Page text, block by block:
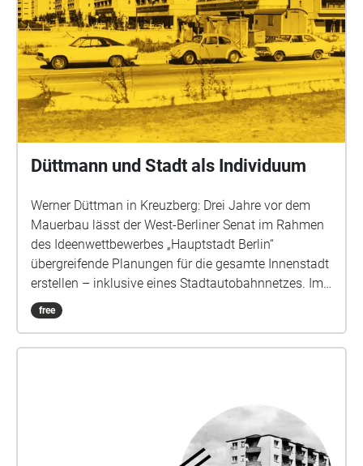
Düttmann und Stadt als Individuum
Werner Düttman in Kreuzberg: Drei Jahre vor dem
Mauerbau lässt der West-Berliner Senat im Rahmen
des Ideenwettbewerbes „Hauptstadt Berlin“
übergreifende Planungen für die gesamte Innenstadt
erstellen – inklusive eines Stadtautobahnnetzes. Im
Rahmen dessen gab es die ersten Ideen für den
Wiederaufbau der Südlichen Friedrichstadt, die nach
finanzierte Bauarbeiten ausgegeben. Dabei kam rund
die Hälfte dieser Summe dem Wohnungsbau zugute
und erlaubte den Neubau von jährlich rund 20.000
free